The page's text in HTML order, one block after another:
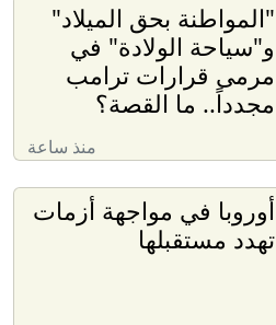
"المواطنة بحق الميلاد"
و"سياحة الولادة" في
مرمى قرارات ترامب
مجدداً.. ما القصة؟
منذ ساعة
أوروبا في مواجهة أزمات
تهدد مستقبلها